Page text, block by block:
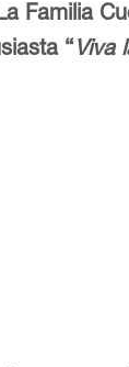
Familia
“Viva